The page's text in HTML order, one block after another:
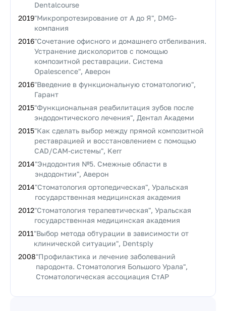
Dentalcourse
2019"Микропротезирование от А до Я", DMG-
компания
2016"Сочетание офисного и домашнего отбеливания.
Устранение дисколоритов с помощью
композитной реставрации. Система
Opalescence", Аверон
2016"Введение в функциональную стоматологию",
Гарант
2015"Функциональная реабилитация зубов после
эндодонтического лечения", Дентал Академи
2015"Как сделать выбор между прямой композитной
реставрацией и восстановлением с помощью
CAD/CAM-системы", Kerr
2014"Эндодонтия №5. Смежные области в
эндодонтии", Аверон
2014"Стоматология ортопедическая", Уральская
государственная медицинская академия
2012"Стоматология терапевтическая", Уральская
государственная медицинская академия
2011"Выбор метода обтурации в зависимости от
клинической ситуации", Dentsply
2008"Профилактика и лечение заболеваний
пародонта. Стоматология Большого Урала",
Стоматологическая ассоциация СтАР